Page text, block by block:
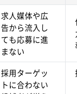
求人媒体や広
告から流入し
ても応募に進
まない
採用ターゲッ
トに合わない